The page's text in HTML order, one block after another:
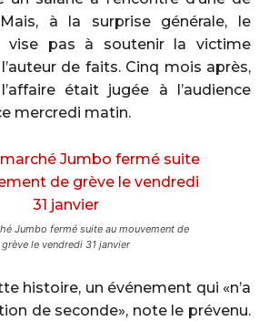
à la surprise générale, le
vise pas à soutenir la victime
de faits. Cinq mois après,
était jugée à l’audience
mercredi matin.
Jumbo fermé suite au mouvement de
grève le vendredi 31 janvier
histoire, un événement qui «n’a
de seconde», note le prévenu.